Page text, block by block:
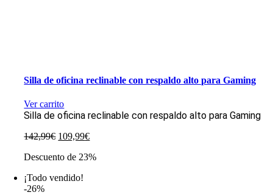
Silla de oficina reclinable con respaldo alto para Gaming
Ver carrito
Silla de oficina reclinable con respaldo alto para Gaming
142,99€ El
original
142,99€.
109,99€El
actual
Descuento de 23%
¡Todo vendido!
-26%